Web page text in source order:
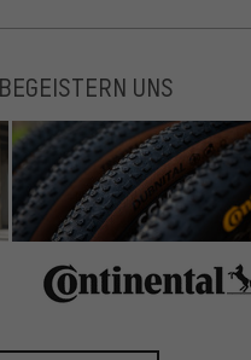
UNS